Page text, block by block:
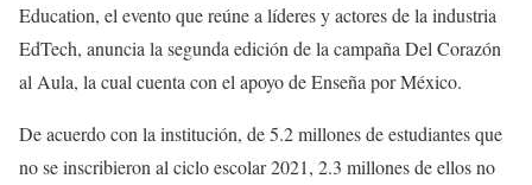
Education, el evento que reúne a líderes y actores de la industria
EdTech, anuncia la segunda edición de la campaña Del Corazón
al Aula, la cual cuenta con el apoyo de Enseña por México.
De acuerdo con la institución, de 5.2 millones de estudiantes que
no se inscribieron al ciclo escolar 2021, 2.3 millones de ellos no